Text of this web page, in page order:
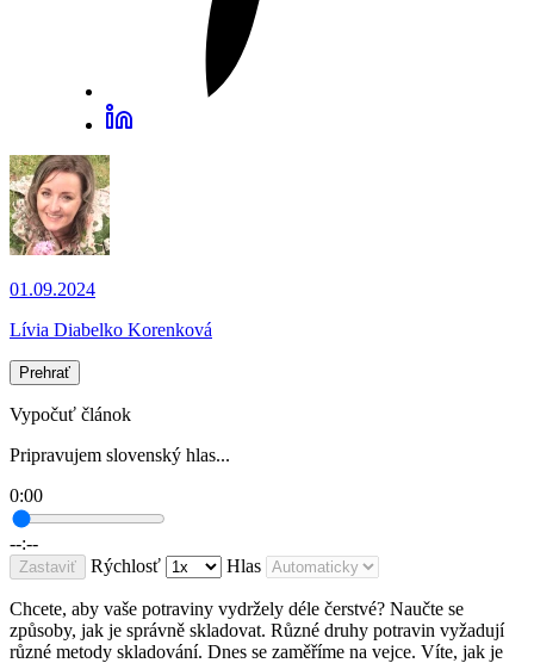
01.09.2024
Lívia Diabelko Korenková
Prehrať
Vypočuť článok
Pripravujem slovenský hlas...
0:00
--:--
Zastaviť Rýchlosť Hlas
Chcete, aby vaše potraviny vydržely déle čerstvé? Naučte se
způsoby, jak je správně skladovat. Různé druhy potravin vyžadují
různé metody skladování. Dnes se zaměříme na vejce. Víte, jak je